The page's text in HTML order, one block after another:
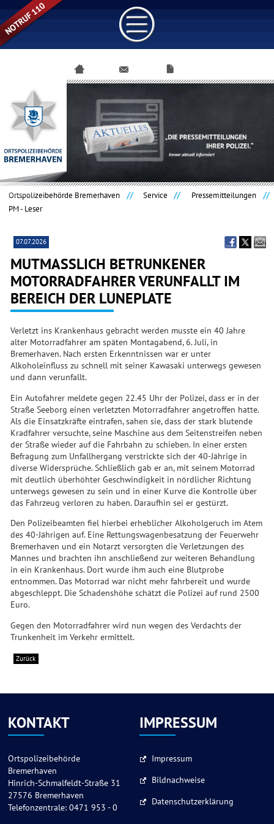
überspringen
Ortspolizeibehörde Bremerhaven Service
Pressemitteilungen
PM - Leser
07.07.2026
MUTMASSLICH BETRUNKENER M
OTORRADFAHRER VERUNFALLT IM B
EREICH DER LUNEPLATE
Verletzt ins Krankenhaus gebracht werden musste ein 40 Jahre
alter Motorradfahrer am späten Montagabend, 6. Juli, in
Bremerhaven. Nach ersten Erkenntnissen war er unter
Alkoholeinfluss zu schnell mit seiner Kawasaki unterwegs gewesen
und dann verunfallt.
Ein Autofahrer meldete gegen 22.45 Uhr der Polizei, dass er in der
Straße Seeborg einen verletzten Motorradfahrer angetroffen hatte.
Als die Einsatzkräfte eintrafen, sahen sie, dass der stark blutende
Kradfahrer versuchte, seine Maschine aus dem Seitenstreifen neben
der Straße wieder auf die Fahrbahn zu schieben. In einer ersten
Befragung zum Unfallhergang verstrickte sich der 40-Jährige in
diverse Widersprüche. Schließlich gab er an, mit seinem Motorrad
mit deutlich überhöhter Geschwindigkeit in nördlicher Richtung
unterwegs gewesen zu sein und in einer Kurve die Kontrolle über
das Fahrzeug verloren zu haben. Daraufhin sei er gestürzt.
Den Polizeibeamten fiel hierbei erheblicher Alkoholgeruch im Atem
des 40-Jährigen auf. Eine Rettungswagenbesatzung der Feuerwehr
Bremerhaven und ein Notarzt versorgten die Verletzungen des
Mannes und brachten ihn anschließend zur weiteren Behandlung
in ein Krankenhaus. Dort wurde ihm auch eine Blutprobe
entnommen. Das Motorrad war nicht mehr fahrbereit und wurde
abgeschleppt. Die Schadenshöhe schätzt die Polizei auf rund 2500
Euro.
Gegen den Motorradfahrer wird nun wegen des Verdachts der
Trunkenheit im Verkehr ermittelt.
Zurück
KONTAKT
Ortspolizeibehörde
Bremerhaven
Hinrich-Schmalfeldt-Straße 31
27576 Bremerhaven
Telefonzentrale: 0471 953 - 0
IMPRESSUM
Impressum
Bildnachweise
Datenschutzerklärung